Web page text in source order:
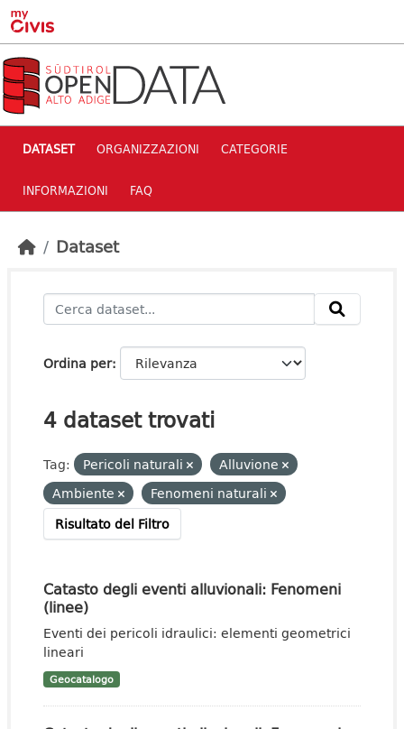
Skip to main content
DATASET ORGANIZZAZIONI CATEGORIE
INFORMAZIONI FAQ
Dataset
Ordina per
4 dataset trovati
Tag: Pericoli naturali
Alluvione
Ambiente
Fenomeni naturali
Risultato del Filtro
Catasto degli eventi alluvionali: Fenomeni
(linee)
Eventi dei pericoli idraulici: elementi geometrici
lineari
Geocatalogo